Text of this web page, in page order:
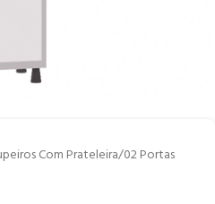
Com Prateleira/02 Portas